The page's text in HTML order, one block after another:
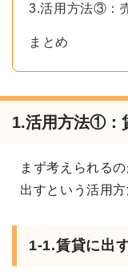
3.活用方法③：
まとめ
1.活用方法①：
まず考えられる
出すという活用方
1-1.賃貸に出